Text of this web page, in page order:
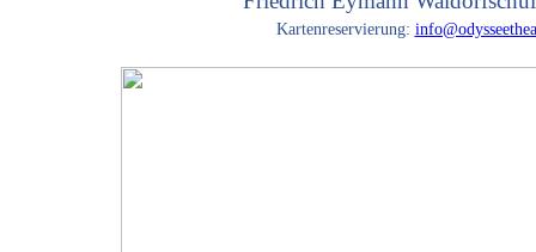
Kartenreservierung: